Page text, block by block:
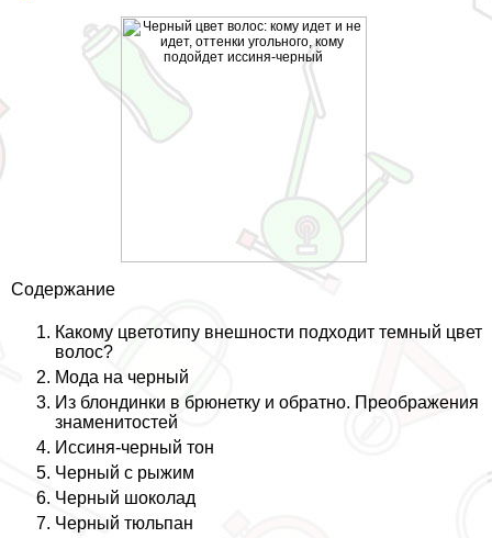
Содержание
Какому цветотипу внешности подходит темный цвет
волос?
Мода на черный
Из блондинки в брюнетку и обратно. Преображения
знаменитостей
Иссиня-черный тон
Черный с рыжим
Черный шоколад
Черный тюльпан